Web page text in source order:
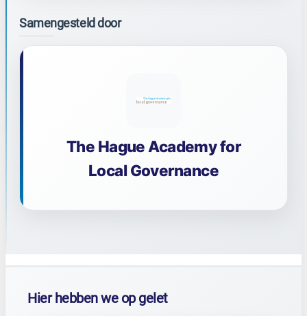
Samengesteld door
The Hague Academy for
Local Governance
Aanvullende informatie
Hier hebben we op gelet